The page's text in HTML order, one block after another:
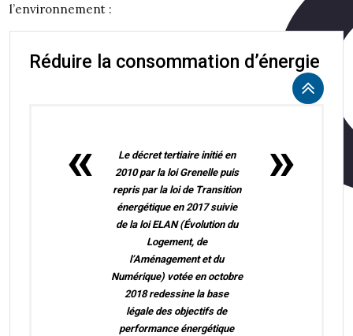
l’environnement :
Réduire la consommation d’énergie
Le décret tertiaire initié en
2010 par la loi Grenelle puis
repris par la loi de Transition
énergétique en 2017 suivie
de la loi ELAN (Évolution du
Logement, de
l’Aménagement et du
Numérique) votée en octobre
2018 redessine la base
légale des objectifs de
performance énergétique